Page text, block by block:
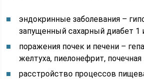
эндокринные заболевания –
запущенный сахарный диабет 1
поражения почек и печени –
желтуха, пиелонефрит,
расстройство процессов